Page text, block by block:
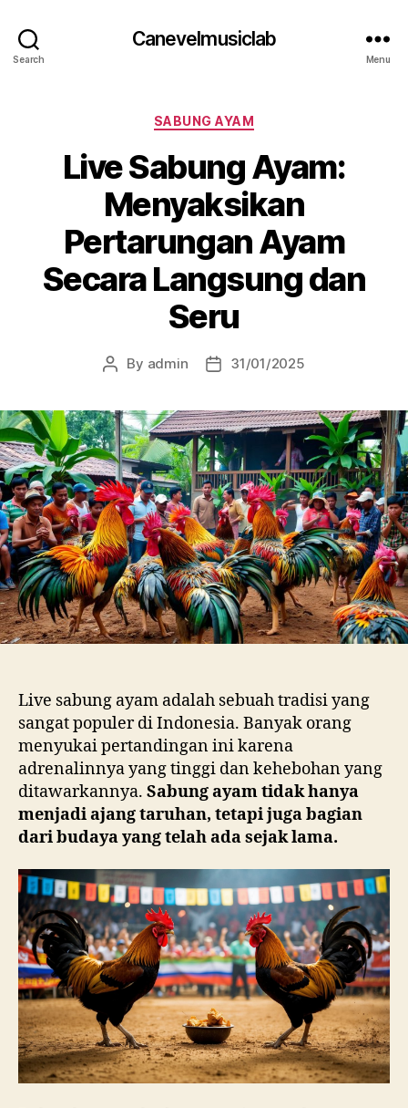
Search
Canevelmusiclab
Menu
Categories
SABUNG AYAM
Live Sabung Ayam:
Menyaksikan
Pertarungan Ayam
Secara Langsung dan
Seru
Post
By admin
Post31/01/2025
Live sabung ayam adalah sebuah tradisi yang
sangat populer di Indonesia. Banyak orang
menyukai pertandingan ini karena
adrenalinnya yang tinggi dan kehebohan yang
ditawarkannya. Sabung ayam tidak hanya
menjadi ajang taruhan, tetapi juga bagian
dari budaya yang telah ada sejak lama.